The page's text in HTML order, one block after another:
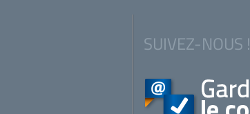
SUIVEZ-NOUS !